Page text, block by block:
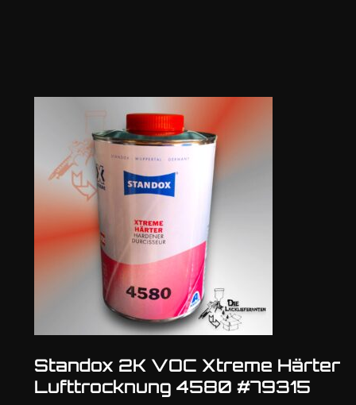
Standox 2K VOC Xtreme Härter
Lufttrocknung 4580 #79315